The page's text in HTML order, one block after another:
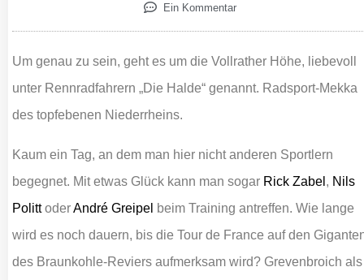
Ein Kommentar
Um genau zu sein, geht es um die Vollrather Höhe, liebevoll
unter Rennradfahrern „Die Halde“ genannt. Radsport-Mekka
des topfebenen Niederrheins.
Kaum ein Tag, an dem man hier nicht anderen Sportlern
begegnet. Mit etwas Glück kann man sogar Rick Zabel , Nils
PolittoderAndré Greipel beim Training antreffen. Wie lange
wird es noch dauern, bis die Tour de France auf den
des Braunkohle-Reviers aufmerksam wird? Grevenbroich als